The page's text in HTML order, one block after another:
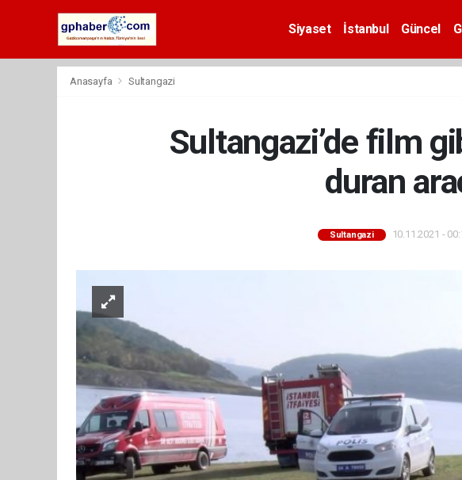
Siyaset İstanbul Güncel
Anasayfa Sultangazi
Sultangazi’de film
duran
Sultangazi 10.11.2021 -